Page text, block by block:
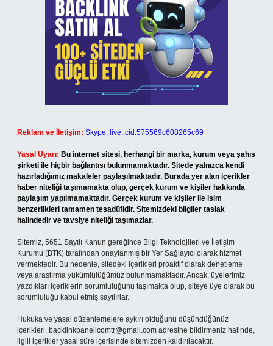
Reklam ve İletişim: Skype: live:.cid.575569c608265c69
Yasal Uyarı: Bu internet sitesi, herhangi bir marka, kurum veya şahıs
şirketi ile hiçbir bağlantısı bulunmamaktadır. Sitede yalnızca kendi
hazırladığımız makaleler paylaşılmaktadır. Burada yer alan içerikler
haber niteliği taşımamakta olup, gerçek kurum ve kişiler hakkında
paylaşım yapılmamaktadır. Gerçek kurum ve kişiler ile isim
benzerlikleri tamamen tesadüfidir. Sitemizdeki bilgiler taslak
halindedir ve tavsiye niteliği taşımazlar.
Sitemiz, 5651 Sayılı Kanun gereğince Bilgi Teknolojileri ve İletişim
Kurumu (BTK) tarafından onaylanmış bir Yer Sağlayıcı olarak hizmet
vermektedir. Bu nedenle, sitedeki içerikleri proaktif olarak denetleme
veya araştırma yükümlülüğümüz bulunmamaktadır. Ancak, üyelerimiz
yazdıkları içeriklerin sorumluluğunu taşımakta olup, siteye üye olarak bu
sorumluluğu kabul etmiş sayılırlar.
Hukuka ve yasal düzenlemelere aykırı olduğunu düşündüğünüz
içerikleri, backlinkpanelicomtr@gmail.com adresine bildirmeniz halinde,
ilgili içerikler yasal süre içerisinde sitemizden kaldırılacaktır.